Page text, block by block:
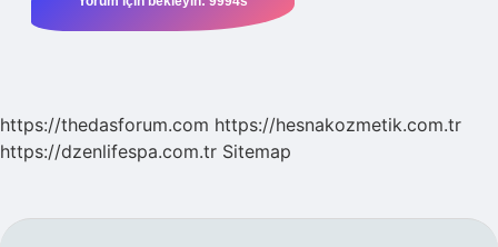
https://thedasforum.com https://hesnakozmetik.com.tr
https://dzenlifespa.com.tr Sitemap